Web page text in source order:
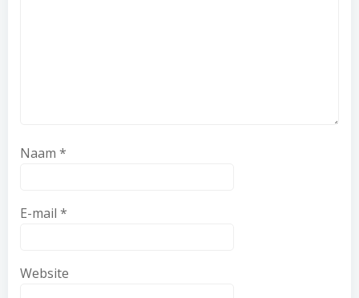
Naam *
E-mail *
Website